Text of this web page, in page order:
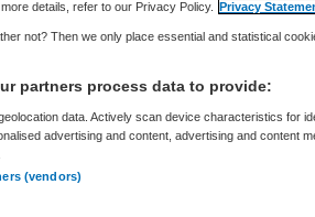
farmaceut Merck
details, refer to our Privacy Policy. Privacy
not? Then we only place essential and statistical
partners process data to provide:
data. Actively scan device characteristics for
advertising and content, advertising and content
(vendors)